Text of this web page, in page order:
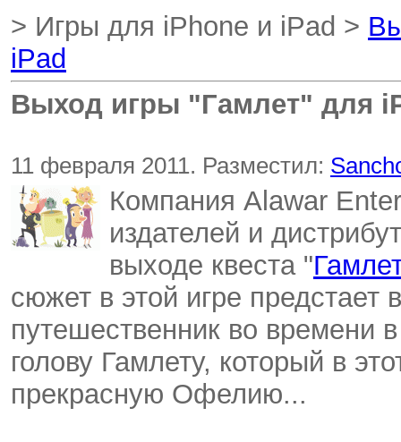
> Игры для iPhone и iPad >
iPad
Выход игры "Гамлет" для
11 февраля 2011. Разместил:
Компания Alawar
издателей и
выходе квеста "
сюжет в этой игре предстает
путешественник во времени
голову Гамлету, который в
прекрасную Офелию...